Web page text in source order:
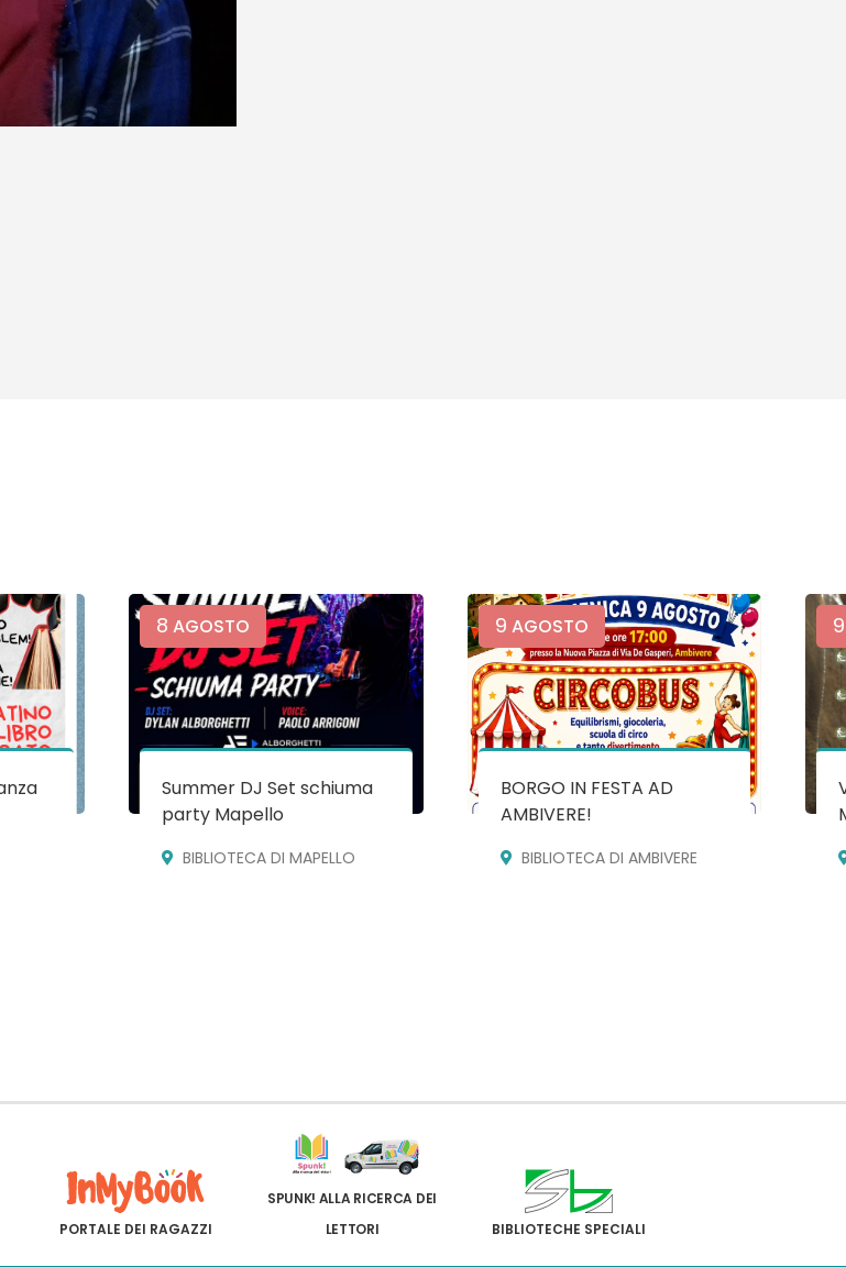
8 AGOSTO
Summer DJ Set schiuma
party Mapello
BIBLIOTECA DI MAPELLO
9 AGOSTO
BORGO IN FESTA AD
AMBIVERE!
BIBLIOTECA DI AMBIVERE
9
PORTALE DEI RAGAZZI
SPUNK! ALLA RICERCA DEI
LETTORI
BIBLIOTECHE SPECIALI